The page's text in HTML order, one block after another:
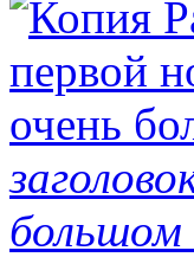
большом